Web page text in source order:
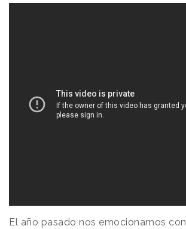
El año pasado nos emocionamos con